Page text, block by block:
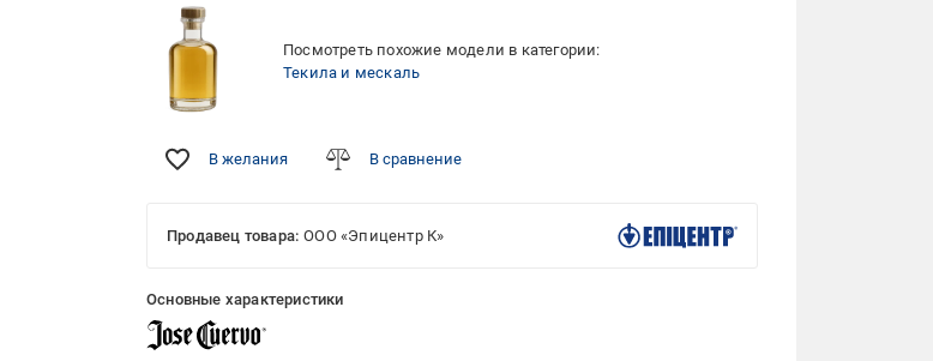
Посмотреть похожие модели в категории:
Текила и мескаль
В желания В сравнение
Продавец товара: ООО «Эпицентр К»
Основные характеристики